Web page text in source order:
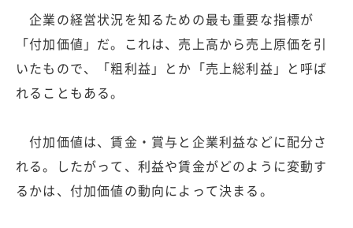
企業の経営状況を知るための最も重要な指標が
「付加価値」だ。これは、売上高から売上原価を引
いたもので、「粗利益」とか「売上総利益」と呼ば
れることもある。
付加価値は、賃金・賞与と企業利益などに配分さ
れる。したがって、利益や賃金がどのように変動す
るかは、付加価値の動向によって決まる。